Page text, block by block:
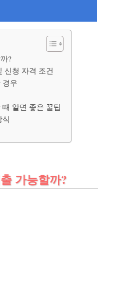
?
신청 자격 조건
경우
알면 좋은 꿀팁
가능할까?